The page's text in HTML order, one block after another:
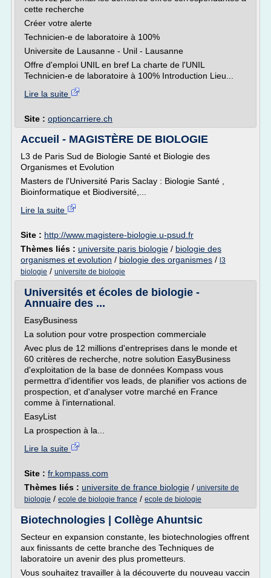
cette recherche
Créer votre alerte
Technicien-e de laboratoire à 100%
Universite de Lausanne - Unil - Lausanne
Offre d'emploi UNIL en bref La charte de l'UNIL
Technicien-e de laboratoire à 100% Introduction Lieu...
Lire la suite
Site : optioncarriere.ch
Accueil - MAGISTÈRE DE BIOLOGIE
L3 de Paris Sud de Biologie Santé et Biologie des
Organismes et Evolution
Masters de l'Université Paris Saclay : Biologie Santé ,
Bioinformatique et Biodiversité,...
Lire la suite
Site : http://www.magistere-biologie.u-psud.fr
Thèmes liés : universite paris biologie / biologie des
organismes et evolution / biologie des organismes / l3
biologie / universite de biologie
Universités et écoles de biologie -
Annuaire des ...
EasyBusiness
La solution pour votre prospection commerciale
Avec plus de 12 millions d'entreprises dans le monde et
60 critères de recherche, notre solution EasyBusiness
d'exploitation de la base de données Kompass vous
permettra d'identifier vos leads, de planifier vos actions de
prospection, et d'analyser votre marché en France
comme à l'international.
EasyList
La prospection à la...
Lire la suite
Site : fr.kompass.com
Thèmes liés : universite de france biologie / universite de
biologie / ecole de biologie france / ecole de biologie
Biotechnologies | Collège Ahuntsic
Secteur en expansion constante, les biotechnologies offrent
aux finissants de cette branche des Techniques de
laboratoire un avenir des plus prometteurs.
Vous souhaitez travailler à la découverte du nouveau vaccin